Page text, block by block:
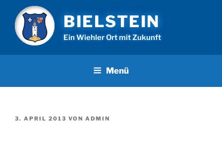
Inhalt
springen
BIELSTEIN
Ein Wiehler Ort mit Zukunft
Menü
VERÖFFENTLICHT
3. APRIL 2013 VON ADMIN